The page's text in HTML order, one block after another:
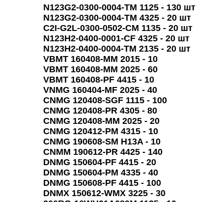
N123G2-0300-0004-TM 1125 - 130 шт
N123G2-0300-0004-TM 4325 - 20 шт
С2I-G2L-0300-0502-CM 1135 - 20 шт
N123H2-0400-0001-CF 4325 - 20 шт
N123H2-0400-0004-TM 2135 - 20 шт
VBMT 160408-MM 2015 - 10
VBMT 160408-MM 2025 - 60
VBMT 160408-PF 4415 - 10
VNMG 160404-MF 2025 - 40
CNMG 120408-SGF 1115 - 100
CNMG 120408-PR 4305 - 80
CNMG 120408-MM 2025 - 20
CNMG 120412-PM 4315 - 10
CNMG 190608-SM H13A - 10
CNMM 190612-PR 4425 - 140
DNMG 150604-PF 4415 - 20
DNMG 150604-PM 4335 - 40
DNMG 150608-PF 4415 - 100
DNMX 150612-WMX 3225 - 30